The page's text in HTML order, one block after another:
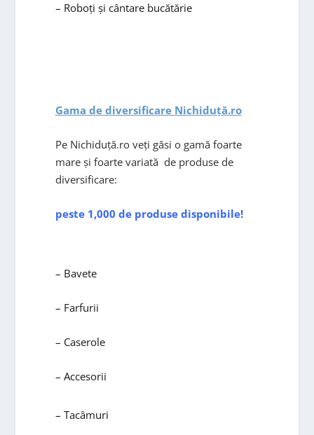
– Roboți și cântare bucătărie
Gama de diversificare Nichiduță.ro
Pe Nichiduță.ro veți găsi o gamă foarte
mare și foarte variată de produse de
diversificare:
peste 1,000 de produse disponibile!
– Bavete
– Farfurii
– Caserole
– Accesorii
– Tacâmuri